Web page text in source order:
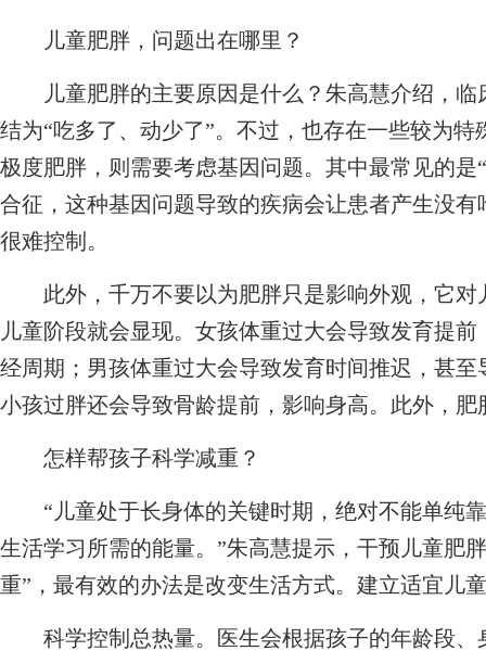
儿童肥胖，问题出在哪里？
儿童肥胖的主要原因是什么？朱高慧介绍，临
结为“吃多了、动少了”。不过，也存在一些较为
极度肥胖，则需要考虑基因问题。其中最常见的
合征，这种基因问题导致的疾病会让患者产生没
很难控制。
此外，千万不要以为肥胖只是影响外观，它对
儿童阶段就会显现。女孩体重过大会导致发育提
经周期；男孩体重过大会导致发育时间推迟，甚
小孩过胖还会导致骨龄提前，影响身高。此外，
怎样帮孩子科学减重？
“儿童处于长身体的关键时期，绝对不能单纯
生活学习所需的能量。”朱高慧提示，干预儿童肥
重”，最有效的办法是改变生活方式。建立适宜儿
科学控制总热量。医生会根据孩子的年龄段、